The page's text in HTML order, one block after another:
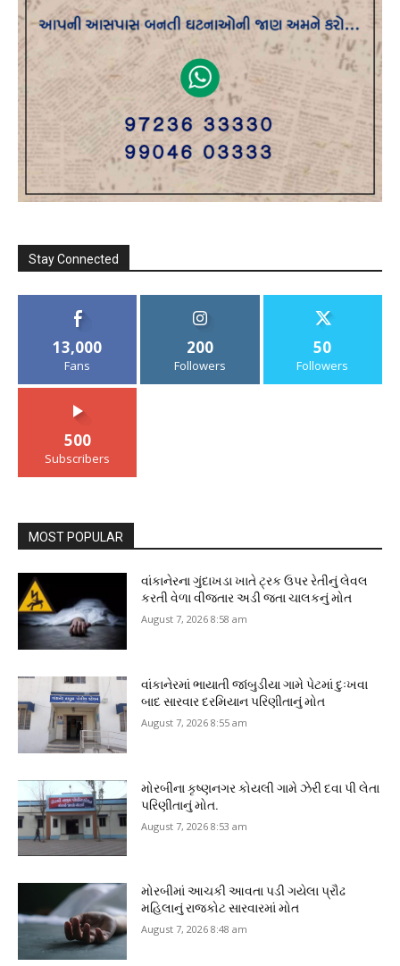
Stay Connected
13,000
Fans
200
Followers
50
Followers
500
Subscribers
MOST POPULAR
વાંકાનેરના ગુંદાખડા ખાતે ટ્રક ઉપર રેતીનું લેવલ
કરતી વેળા વીજતાર અડી જતા ચાલકનું મોત
August 7, 2026 8:58 am
વાંકાનેરમાં ભાયાતી જાંબુડીયા ગામે પેટમાં દુઃખવા
બાદ સારવાર દરમિયાન પરિણીતાનું મોત
August 7, 2026 8:55 am
મોરબીના કૃષ્ણનગર કોયલી ગામે ઝેરી દવા પી લેતા
પરિણીતાનું મોત.
August 7, 2026 8:53 am
મોરબીમાં આચકી આવતા પડી ગયેલા પ્રૌઢ
મહિલાનું રાજકોટ સારવારમાં મોત
August 7, 2026 8:48 am